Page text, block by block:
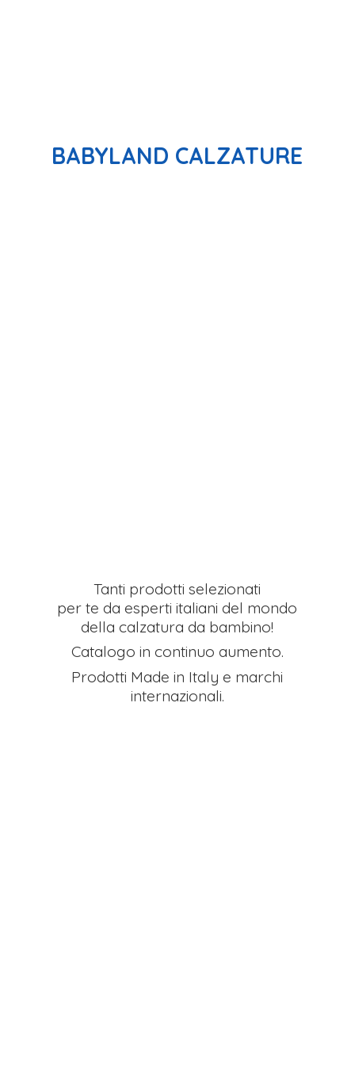
BABYLAND CALZATURE
Tanti prodotti selezionati
per te da esperti italiani del mondo
della calzatura da bambino!
Catalogo in continuo aumento.
Prodotti Made in Italy e marchi
internazionali.